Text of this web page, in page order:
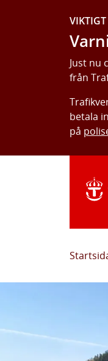
Just nu
från
betala
på